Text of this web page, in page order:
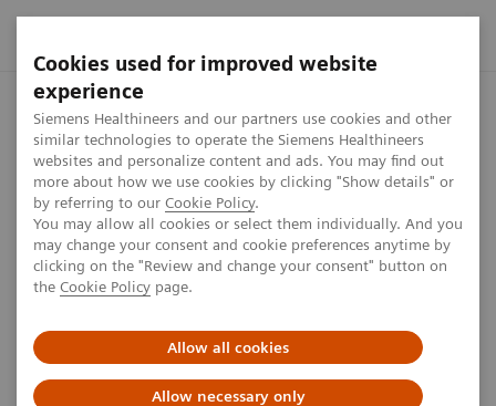
Cookies used for improved website
experience
Siemens Healthineers and our partners use cookies and other
similar technologies to operate the Siemens Healthineers
websites and personalize content and ads. You may find out
more about how we use cookies by clicking "Show details" or
by referring to our Cookie Policy.
You may allow all cookies or select them individually. And you
may change your consent and cookie preferences anytime by
clicking on the "Review and change your consent" button on
the Cookie Policy page.
Allow all cookies
Allow necessary only
Startseite Presse Center Presseinformationen Siemens
Press release
Siemens Healthineers investiert
in Aus- und Weiterbildung